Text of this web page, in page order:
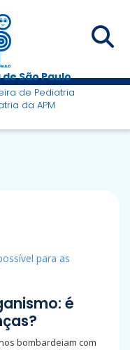
São Paulo
de Pediatria
da APM
é
bombardeiam com